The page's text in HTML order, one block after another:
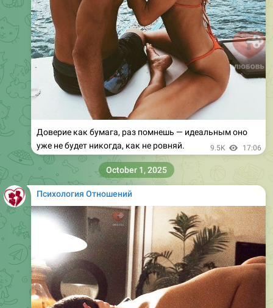
Доверие как бумага, раз помнешь — идеальным оно
уже не будет никогда, как не ровняй.
9.5K 17:06
Психология Отношений
October 1, 2025